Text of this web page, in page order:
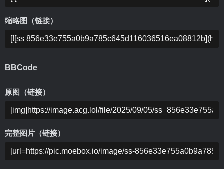
缩略图（链接）
BBCode
原图（链接）
完整图片（链接）